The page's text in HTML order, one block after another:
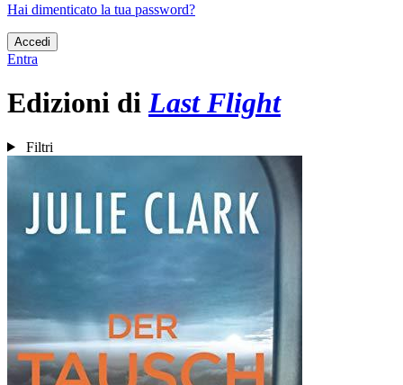
Hai dimenticato la tua password?
Accedi
Entra
Edizioni diLast Flight
Filtri